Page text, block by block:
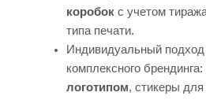
коробокс учетом
типа печати.
Индивидуальный
комплексного брендинга:
логотипом, стикеры для